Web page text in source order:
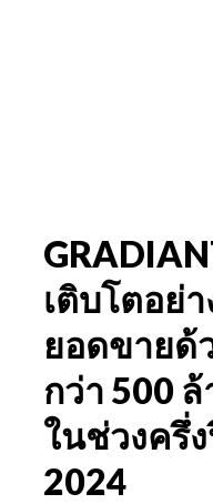
เติบโตอย่
ยอดขายด้
กว่า 500
ในช่วงครึ่
2024